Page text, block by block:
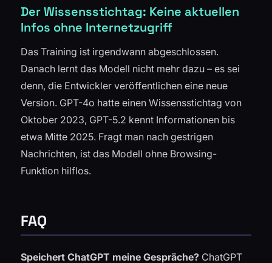
Der Wissensstichtag: Keine aktuellen
Infos ohne Internetzugriff
Das Training ist irgendwann abgeschlossen.
Danach lernt das Modell nicht mehr dazu – es sei
denn, die Entwickler veröffentlichen eine neue
Version. GPT-4o hatte einen Wissensstichtag von
Oktober 2023, GPT-5.2 kennt Informationen bis
etwa Mitte 2025. Fragt man nach gestrigen
Nachrichten, ist das Modell ohne Browsing-
Funktion hilflos.
FAQ
Speichert ChatGPT meine Gespräche? ChatGPT